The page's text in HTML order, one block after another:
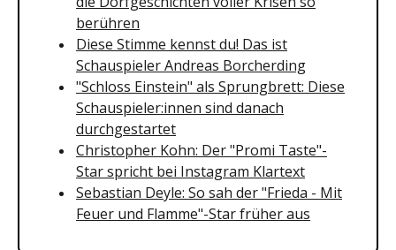
berühren
Diese Stimme kennst du! Das ist
Schauspieler Andreas Borcherding
"Schloss Einstein" als Sprungbrett: Diese
Schauspieler:innen sind danach
durchgestartet
Christopher Kohn: Der "Promi Taste"-
Star spricht bei Instagram Klartext
Sebastian Deyle: So sah der "Frieda - Mit
Feuer und Flamme"-Star früher aus